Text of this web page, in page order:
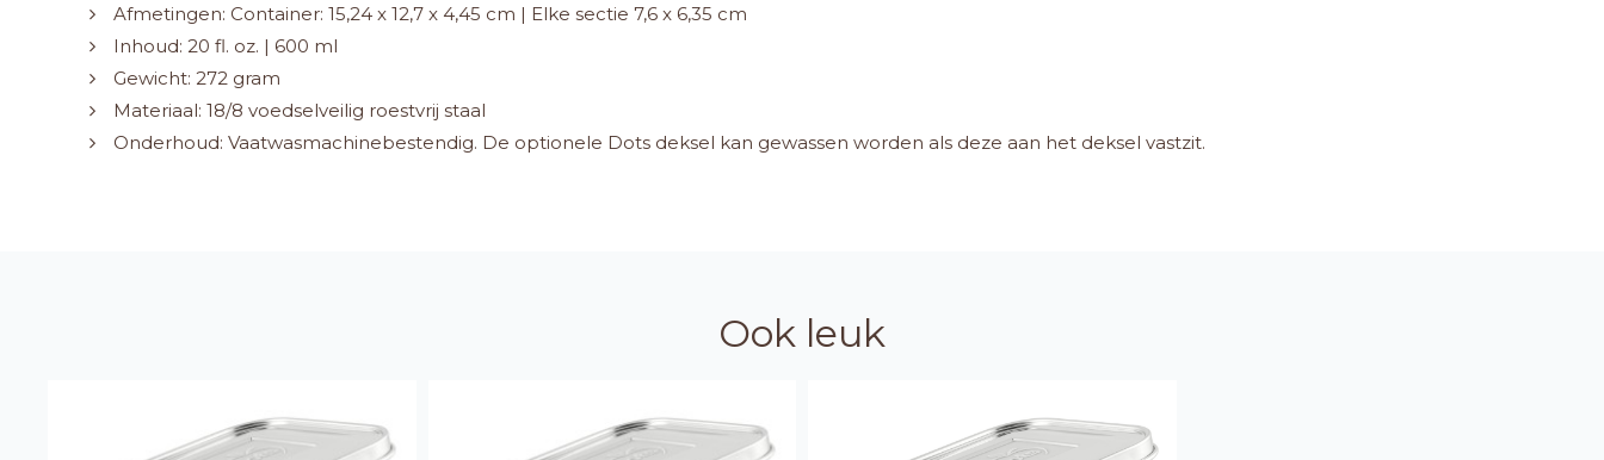
Afmetingen: Container: 15,24 x 12,7 x 4,45 cm | Elke sectie 7,6 x 6,35 cm
Inhoud: 20 fl. oz. | 600 ml
Gewicht: 272 gram
Materiaal: 18/8 voedselveilig roestvrij staal
Onderhoud: Vaatwasmachinebestendig. De optionele Dots deksel kan gewassen worden als deze aan het deksel vastzit.
Ook leuk